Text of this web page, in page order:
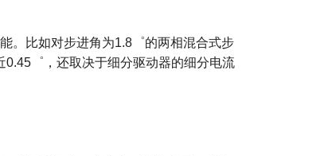
。比如对步进角为1.8゜的两相混合式步
゜，还取决于细分驱动器的细分电流